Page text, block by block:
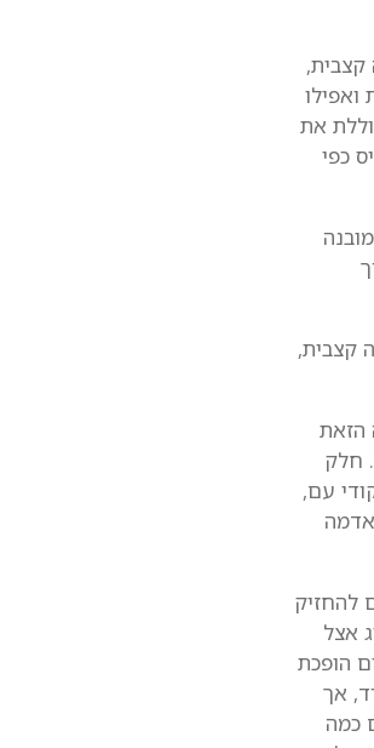
קצבית,
ואפילו
את
כפי
קצבית,
הזאת
חלק
עם,
להחזיק
אצל
הופכת
אך
כמה